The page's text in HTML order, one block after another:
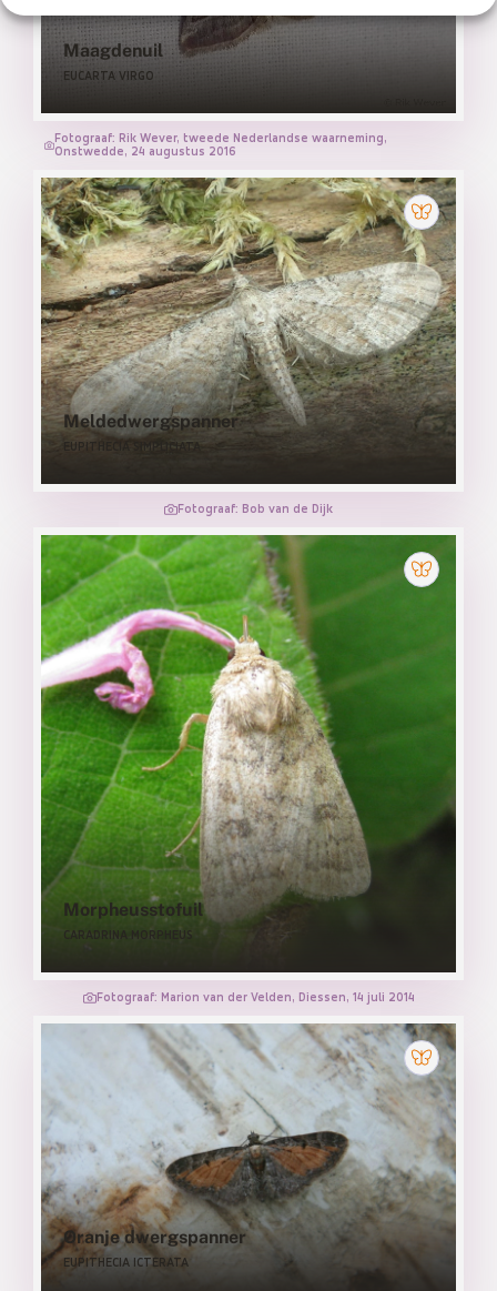
Maagdenuil
EUCARTA VIRGO
Fotograaf: Rik Wever, tweede Nederlandse waarneming,
Onstwedde, 24 augustus 2016
Meldedwergspanner
EUPITHECIA SIMPLICIATA
Fotograaf: Bob van de Dijk
Morpheusstofuil
CARADRINA MORPHEUS
Fotograaf: Marion van der Velden, Diessen, 14 juli 2014
Oranje dwergspanner
EUPITHECIA ICTERATA